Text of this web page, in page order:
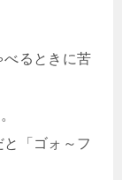
べるときに苦
「ゴォ～フ